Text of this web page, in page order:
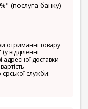
(послуга банку)
отриманні товару
відділенні
адресної доставки
служби: